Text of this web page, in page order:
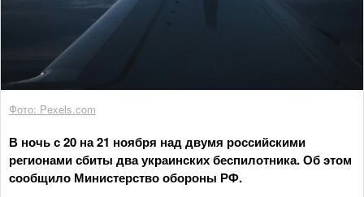
Фото: Pexels.com
В ночь с 20 на 21 ноября над двумя российскими
регионами сбиты два украинских беспилотника. Об этом
сообщило Министерство обороны РФ.